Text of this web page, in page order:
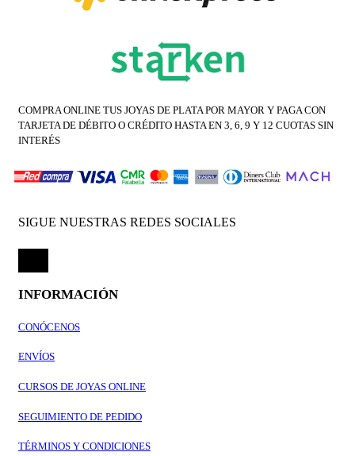
COMPRA ONLINE TUS JOYAS DE PLATA POR MAYOR Y PAGA CON
TARJETA DE DÉBITO O CRÉDITO HASTA EN 3, 6, 9 Y 12 CUOTAS SIN
INTERÉS
SIGUE NUESTRAS REDES SOCIALES
INFORMACIÓN
CONÓCENOS
ENVÍOS
CURSOS DE JOYAS ONLINE
SEGUIMIENTO DE PEDIDO
TÉRMINOS Y CONDICIONES